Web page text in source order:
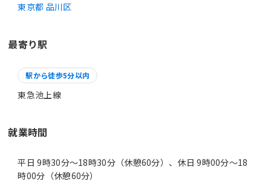
東京都 品川区
最寄り駅
駅から徒歩5分以内
東急池上線
就業時間
平日 9時30分〜18時30分（休憩60分）、休日 9時00分〜18
時00分（休憩60分）